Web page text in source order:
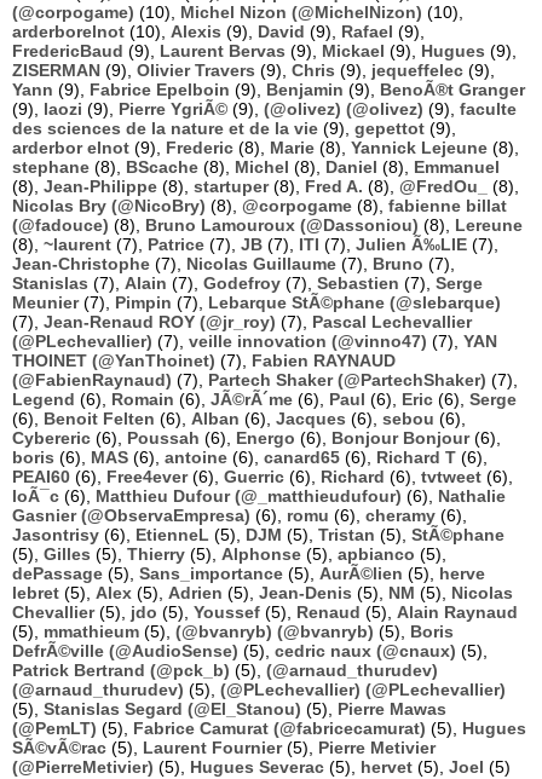
(@corpogame) (10), Michel Nizon (@MichelNizon) (10),
arderborelnot (10), Alexis (9), David (9), Rafael (9),
FredericBaud (9), Laurent Bervas (9), Mickael (9), Hugues (9),
ZISERMAN (9), Olivier Travers (9), Chris (9), jequeffelec (9),
Yann (9), Fabrice Epelboin (9), Benjamin (9), BenoÃ®t Granger
(9), laozi (9), Pierre YgriÃ© (9), (@olivez) (@olivez) (9), faculte
des sciences de la nature et de la vie (9), gepettot (9),
arderbor elnot (9), Frederic (8), Marie (8), Yannick Lejeune (8),
stephane (8), BScache (8), Michel (8), Daniel (8), Emmanuel
(8), Jean-Philippe (8), startuper(8), Fred A. (8), @FredOu_
(8),
Nicolas Bry (@NicoBry) (8), @corpogame (8), fabienne billat
(@fadouce) (8), Bruno Lamouroux (@Dassoniou) (8), Lereune
(8), ~laurent (7), Patrice (7), JB (7), ITI (7), Julien Ã‰LIE (7),
Jean-Christophe (7), Nicolas Guillaume (7), Bruno (7),
Stanislas (7), Alain (7), Godefroy (7), Sebastien (7), Serge
Meunier(7), Pimpin (7), Lebarque StÃ©phane (@slebarque)
(7), Jean-Renaud ROY (@jr_roy) (7), Pascal Lechevallier
(@PLechevallier) (7), veille innovation (@vinno47) (7), YAN
THOINET (@YanThoinet) (7), Fabien RAYNAUD
(@FabienRaynaud) (7), Partech Shaker (@PartechShaker) (7),
Legend (6), Romain (6), JÃ©rÃ´me (6), Paul (6), Eric (6), Serge
(6), Benoit Felten (6), Alban (6), Jacques (6), sebou (6),
Cybereric (6), Poussah (6), Energo (6), Bonjour Bonjour(6),
boris (6), MAS (6), antoine (6), canard65 (6), Richard T (6),
PEAI60 (6), Free4ever(6), Guerric (6), Richard (6), tvtweet (6),
loÃ¯c (6), Matthieu Dufour (@_matthieudufour) (6), Nathalie
Gasnier (@ObservaEmpresa) (6), romu (6), cheramy (6),
Jasontrisy (6), EtienneL (5), DJM (5), Tristan (5), StÃ©phane
(5), Gilles (5), Thierry (5), Alphonse (5), apbianco (5),
dePassage (5), Sans_importance (5), AurÃ©lien (5), herve
lebret (5), Alex (5), Adrien (5), Jean-Denis (5), NM (5), Nicolas
Chevallier(5), jdo (5), Youssef (5), Renaud (5), Alain Raynaud
(5), mmathieum (5), (@bvanryb) (@bvanryb) (5), Boris
DefrÃ©ville (@AudioSense) (5), cedric naux (@cnaux) (5),
Patrick Bertrand (@pck_b) (5), (@arnaud_thurudev)
(@arnaud_thurudev) (5), (@PLechevallier) (@PLechevallier)
(5), Stanislas Segard (@El_Stanou) (5), Pierre Mawas
(@PemLT) (5), Fabrice Camurat (@fabricecamurat) (5), Hugues
SÃ©vÃ©rac (5), Laurent Fournier(5), Pierre Metivier
(@PierreMetivier) (5), Hugues Severac (5), hervet (5), Joel (5)